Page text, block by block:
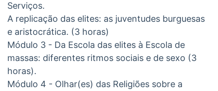
Serviços.
A replicação das elites: as juventudes burguesas
e aristocrática. (3 horas)
Módulo 3 - Da Escola das elites à Escola de
massas: diferentes ritmos sociais e de sexo (3
horas).
Módulo 4 - Olhar(es) das Religiões sobre a